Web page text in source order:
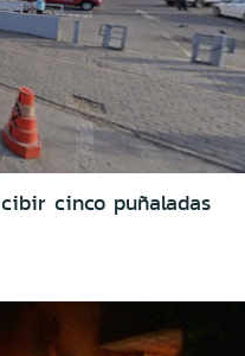
cinco puñaladas